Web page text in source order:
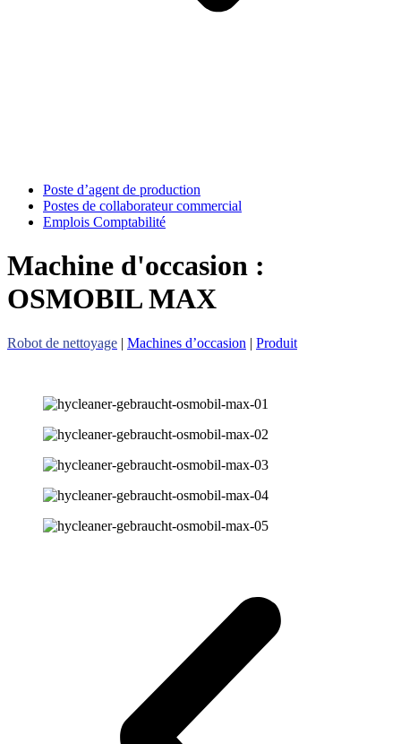
Poste d’agent de production
Postes de collaborateur commercial
Emplois Comptabilité
Machine d'occasion :
OSMOBIL MAX
Robot de nettoyage | Machines d’occasion | Produit